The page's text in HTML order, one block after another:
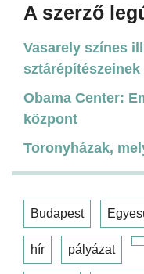
A szerző
Vasarely színes
Obama Center:
központ
Toronyházak,
Budapest
hír pályázat